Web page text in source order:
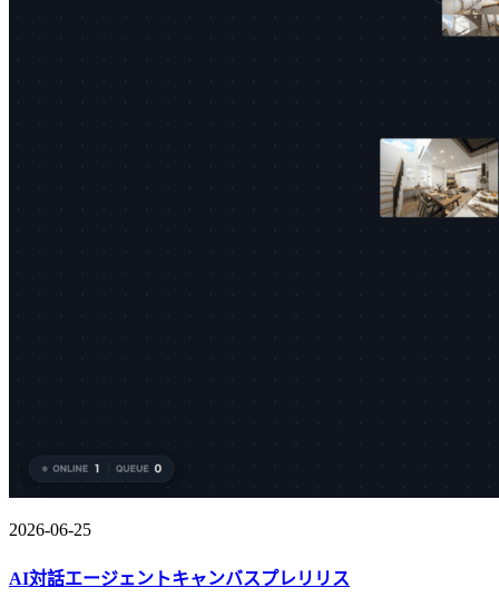
2026-06-25
AI対話エージェントキャンバスプレリリス